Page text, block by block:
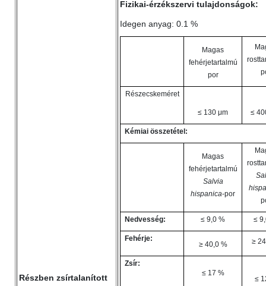
Részben zsírtalanított
Fizikai-érzékszervi tulajdonságok:
Idegen anyag: 0.1 %
Magas
fehérjetartalmú
por
Részecskeméret
≤ 130 μm ≤
Kémiai összetétel:
Magas
fehérjetartalmú
Salvia
hispanica-por
Nedvesség: ≤ 9,0 % ≤
Fehérje:
≥ 40,0 % ≥
Zsír:
≤ 17 %
≤